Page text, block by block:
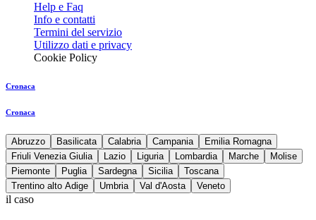
Help e Faq
Info e contatti
Termini del servizio
Utilizzo dati e privacy
Cookie Policy
Cronaca
Cronaca
Abruzzo Basilicata Calabria Campania
Emilia Romagna
Friuli Venezia Giulia
Lazio Liguria Lombardia Marche
Molise
Piemonte
Puglia Sardegna Sicilia
Toscana
Trentino alto Adige
Umbria Val d'Aosta Veneto
il caso